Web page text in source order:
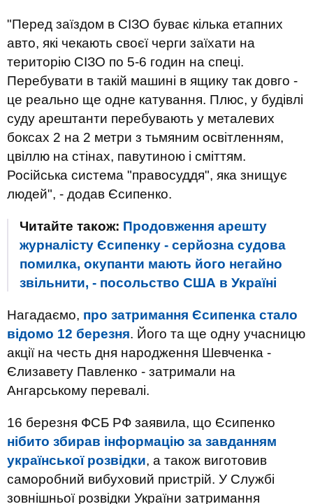
"Перед заїздом в СІЗО буває кілька етапних
авто, які чекають своєї черги заїхати на
територію СІЗО по 5-6 годин на спеці.
Перебувати в такій машині в ящику так довго -
це реально ще одне катування. Плюс, у будівлі
суду арештанти перебувають у металевих
боксах 2 на 2 метри з тьмяним освітленням,
цвіллю на стінах, павутиною і сміттям.
Російська система "правосуддя", яка знищує
людей", - додав Єсипенко.
Читайте також: Продовження арешту
журналісту Єсипенку - серйозна судова
помилка, окупанти мають його негайно
звільнити, - посольство США в Україні
Нагадаємо, про затримання Єсипенка стало
відомо 12 березня. Його та ще одну учасницю
акції на честь дня народження Шевченка -
Єлизавету Павленко - затримали на
Ангарському перевалі.
16 березня ФСБ РФ заявила, що Єсипенко
нібито збирав інформацію за завданням
української розвідки, а також виготовив
саморобний вибуховий пристрій. У Службі
зовнішньої розвідки України затримання